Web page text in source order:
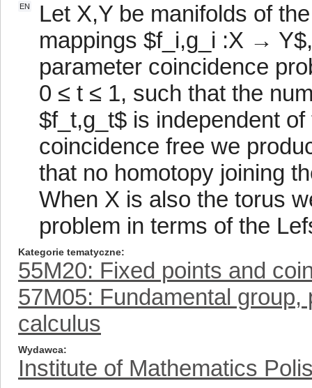
EN
Let X,Y be manifolds of
mappings $f_i,g_i :X →
parameter coincidence
0 ≤ t ≤ 1, such that the
$f_t,g_t$ is independent
coincidence free we
that no homotopy joining
When X is also the torus
problem in terms of the
Kategorie tematyczne
55M20: Fixed points and
57M05: Fundamental
calculus
Wydawca
Institute of Mathematics